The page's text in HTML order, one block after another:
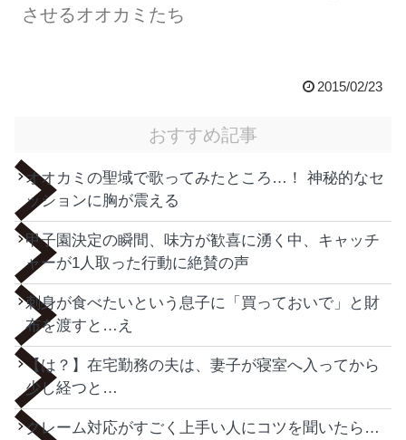
させるオオカミたち
2015/02/23
おすすめ記事
オオカミの聖域で歌ってみたところ…！ 神秘的なセ
ッションに胸が震える
甲子園決定の瞬間、味方が歓喜に湧く中、キャッチ
ャーが1人取った行動に絶賛の声
刺身が食べたいという息子に「買っておいで」と財
布を渡すと…え
【は？】在宅勤務の夫は、妻子が寝室へ入ってから
少し経つと…
クレーム対応がすごく上手い人にコツを聞いたら…